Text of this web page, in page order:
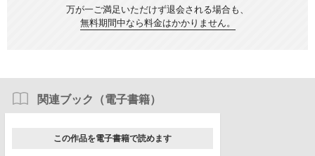
万が一ご満足いただけず退会される場合も、
無料期間中なら料金はかかりません。
関連ブック（電子書籍）
この作品を電子書籍で読めます